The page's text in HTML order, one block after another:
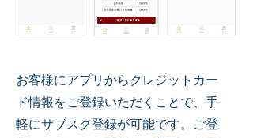
お客様にアプリからクレジットカー
ド情報をご登録いただくことで、手
軽にサブスク登録が可能です。ご登